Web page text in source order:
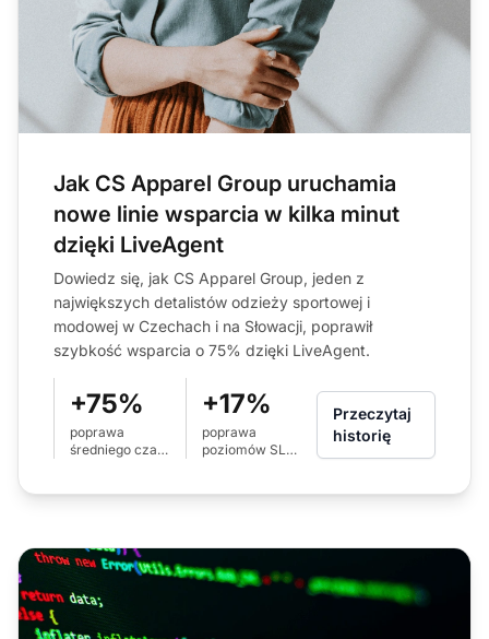
Jak CS Apparel Group uruchamia
nowe linie wsparcia w kilka minut
dzięki LiveAgent
Dowiedz się, jak CS Apparel Group, jeden z
największych detalistów odzieży sportowej i
modowej w Czechach i na Słowacji, poprawił
szybkość wsparcia o 75% dzięki LiveAgent.
+75%
poprawa
średniego czasu
+17%
poprawa
poziomów SLA
Przeczytaj
historię